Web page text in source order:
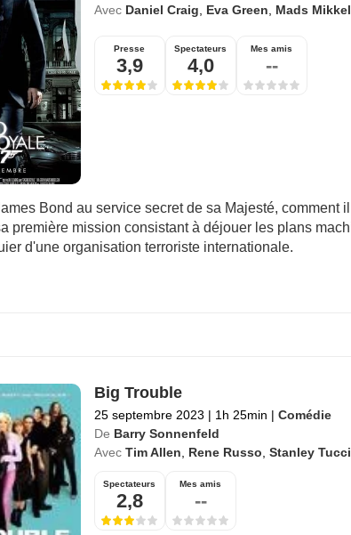
Avec Daniel Craig, Eva Green, Mads
Presse
3,9
Spectateurs
4,0
Mes amis
--
Bond au service secret de sa Majesté, comment
première mission consistant à déjouer les plans
d'une organisation terroriste internationale.
Big Trouble
25 septembre 2023 | 1h 25min | Comédie
De Barry Sonnenfeld
Avec Tim Allen, Rene Russo, Stanley Tucci
Spectateurs
2,8
Mes amis
--